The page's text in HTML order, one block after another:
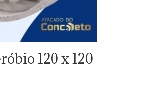
120 x 120